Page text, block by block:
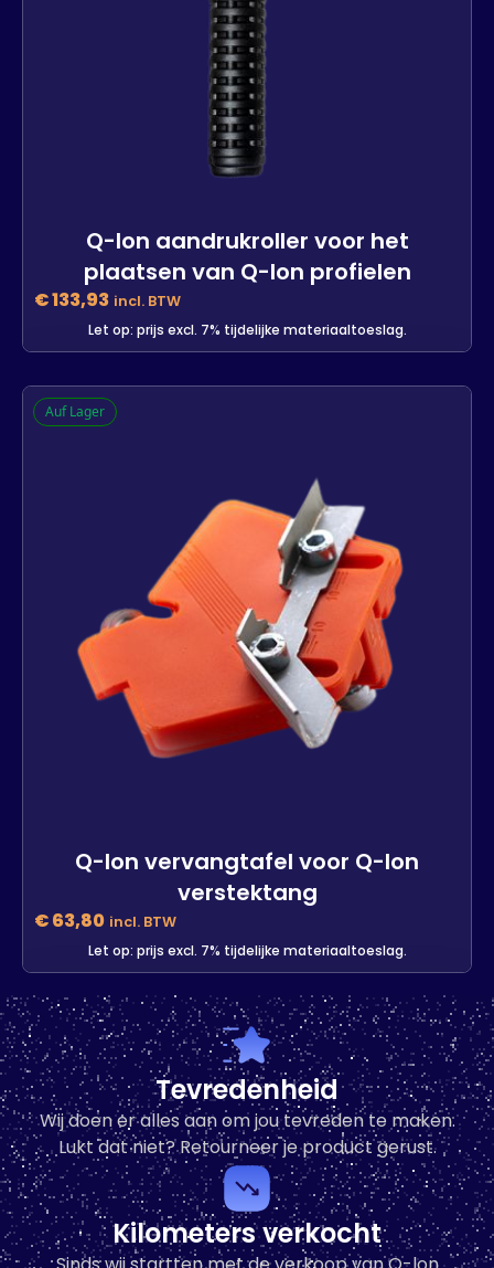
Q-lon aandrukroller voor het
plaatsen van Q-lon profielen
€133,93 incl. BTW
Let op: prijs excl. 7% tijdelijke materiaaltoeslag.
Q-lon aandrukroller voor het
plaatsen van Q-lon profielen
Auf Lager
Q-lon vervangtafel voor Q-lon
verstektang
€63,80 incl. BTW
Let op: prijs excl. 7% tijdelijke materiaaltoeslag.
Q-lon vervangtafel voor Q-lon
verstektang
- +
In den Warenkorb
Tevredenheid
Wij doen er alles aan om jou tevreden te maken.
Lukt dat niet? Retourneer je product gerust.
Kilometers verkocht